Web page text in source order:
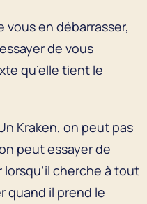
vous en débarrasser,
de vous
qu’elle tient le
Kraken, on peut pas
peut essayer de
lorsqu’il cherche à tout
quand il prend le